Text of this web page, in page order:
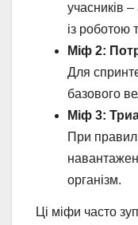
учасників
із роботою
Міф 2:
Для
базового
Міф 3:
При
організм.
Ці міфи часто